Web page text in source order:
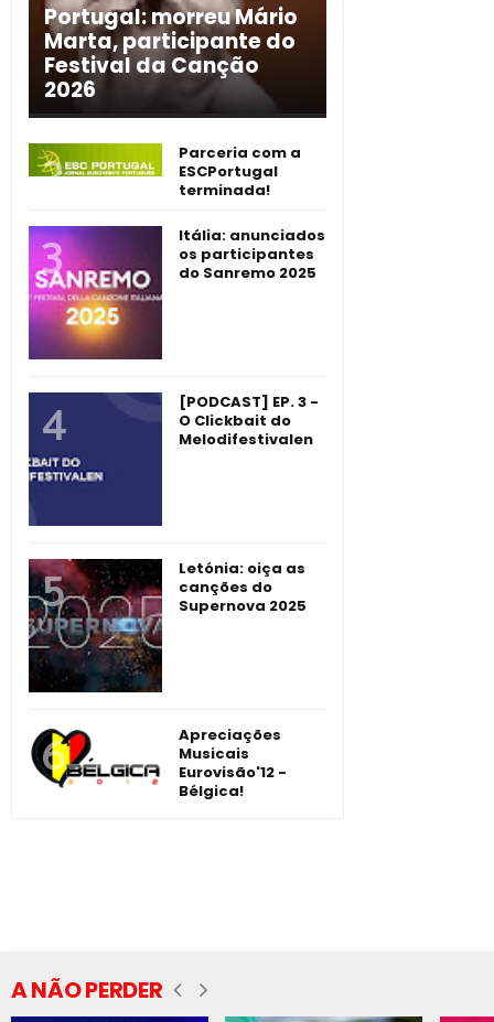
Portugal: morreu Mário
Marta, participante do
Festival da Canção
2026
Parceria com a
ESCPortugal
terminada!
Itália: anunciados
os participantes
do Sanremo 2025
[PODCAST] EP. 3 -
O Clickbait do
Melodifestivalen
Letónia: oiça as
canções do
Supernova 2025
Apreciações
Musicais
Eurovisão'12 -
Bélgica!
A NÃO PERDER